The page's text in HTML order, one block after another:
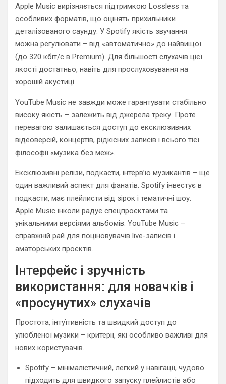
Apple Music вирізняється підтримкою Lossless та
особливих форматів, що оцінять прихильники
деталізованого саунду. У Spotify якість звучання
можна регулювати – від «автоматично» до найвищої
(до 320 кбіт/с в Premium). Для більшості слухачів цієї
якості достатньо, навіть для прослуховування на
хорошій акустиці.
YouTube Music не завжди може гарантувати стабільно
високу якість – залежить від джерела треку. Проте
перевагою залишається доступ до ексклюзивних
відеоверсій, концертів, рідкісних записів і всього тієї
філософії «музика без меж».
Ексклюзивні релізи, подкасти, інтерв’ю музикантів – ще
один важливий аспект для фанатів. Spotify інвестує в
подкасти, має плейлисти від зірок і тематичні шоу.
Apple Music інколи радує спецпроєктами та
унікальними версіями альбомів. YouTube Music –
справжній рай для поціновувачів live-записів і
аматорських проєктів.
Інтерфейс і зручність
використання: для новачків і
«просунутих» слухачів
Простота, інтуїтивність та швидкий доступ до
улюбленої музики – критерії, які особливо важливі для
нових користувачів.
Spotify – мінімалістичний, легкий у навігації, чудово
підходить для швидкого запуску плейлистів або